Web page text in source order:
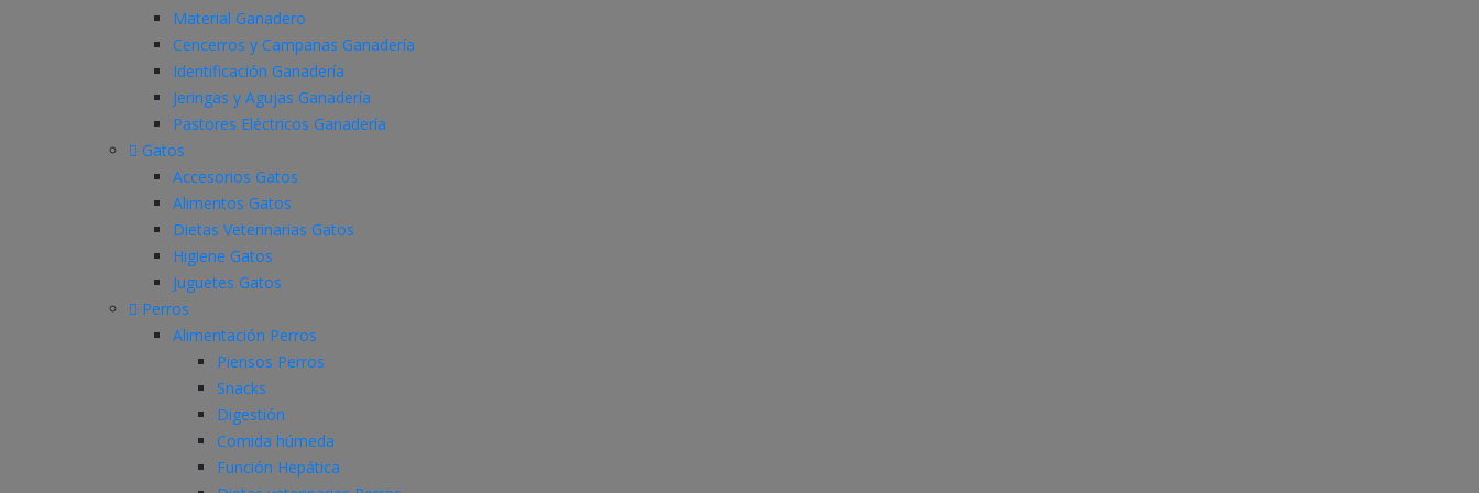
Material Ganadero
Cencerros y Campanas Ganadería
Identificación Ganadería
Jeringas y Agujas Ganadería
Pastores Eléctricos Ganadería
Gatos
Accesorios Gatos
Alimentos Gatos
Dietas Veterinarias Gatos
Higiene Gatos
Juguetes Gatos
Perros
Alimentación Perros
Piensos Perros
Snacks
Digestión
Comida húmeda
Función Hepática